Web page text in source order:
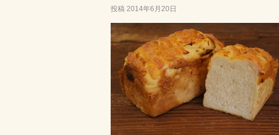
投稿 2014年6月20日